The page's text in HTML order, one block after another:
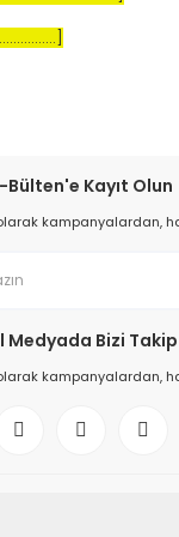
Bülten'e Kayıt Olun
kampanyalardan,
Medyada Bizi Takip
kampanyalardan,